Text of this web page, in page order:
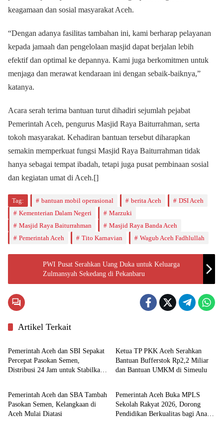
keagamaan dan sosial masyarakat Aceh.
“Dengan adanya fasilitas tambahan ini, kami berharap pelayanan
kepada jamaah dan pengelolaan masjid dapat berjalan lebih
efektif dan optimal ke depannya. Kami juga berkomitmen untuk
menjaga dan merawat kendaraan ini dengan sebaik-baiknya,”
katanya.
Acara serah terima bantuan turut dihadiri sejumlah pejabat
Pemerintah Aceh, pengurus Masjid Raya Baiturrahman, serta
tokoh masyarakat. Kehadiran bantuan tersebut diharapkan
semakin memperkuat fungsi Masjid Raya Baiturrahman tidak
hanya sebagai tempat ibadah, tetapi juga pusat pembinaan sosial
dan kegiatan umat di Aceh.[]
Tag: bantuan mobil operasional berita Aceh
DSI Aceh
Kementerian Dalam Negeri
Marzuki
Masjid Raya Baiturrahman
Masjid Raya Banda Aceh
Pemerintah Aceh
Tito Karnavian Wagub Aceh Fadhlullah
PWI Pusat Serahkan Uang Duka untuk Keluarga
Zulmansyah Sekedang di Pekanbaru
Artikel Terkait
Pemerintahan
Pemerintah Aceh dan SBI Sepakat
Percepat Pasokan Semen,
Distribusi 24 Jam untuk Stabilkan
Ketua TP PKK Aceh Serahkan
Bantuan Bufferstok Rp2,2 Miliar
dan Bantuan UMKM di Simeulu
Ekonomi
Pemerintah Aceh dan SBA Tambah
Pasokan Semen, Kelangkaan di
Aceh Mulai Diatasi
Pemerintahan
Pemerintah Aceh Buka MPLS
Sekolah Rakyat 2026, Dorong
Pendidikan Berkualitas bagi Anak
Nasional Ekonomi